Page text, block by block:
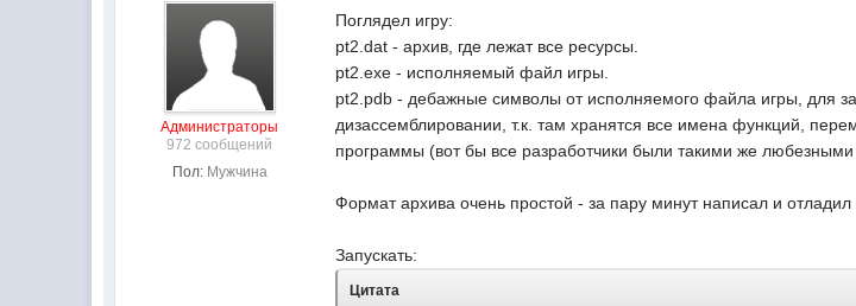
Администраторы
972 сообщений
Пол: Мужчина
Поглядел игру:
pt2.dat - архив, где лежат все ресурсы.
pt2.exe - исполняемый файл игры.
pt2.pdb - дебажные символы от исполняемого файла игры, для
дизассемблировании, т.к. там хранятся все имена функций,
программы (вот бы все разработчики были такими же
Формат архива очень простой - за пару минут написал и отладил
Запускать:
Цитата